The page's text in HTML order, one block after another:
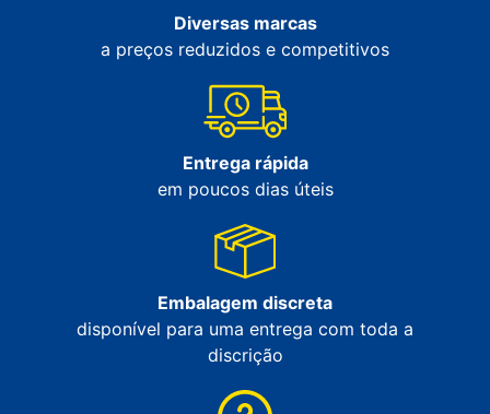
Diversas marcas
a preços reduzidos e competitivos
Entrega rápida
em poucos dias úteis
Embalagem discreta
disponível para uma entrega com toda a
discrição